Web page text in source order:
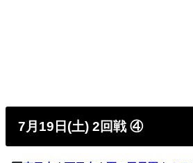
7月19日(土) 2回戦 ④